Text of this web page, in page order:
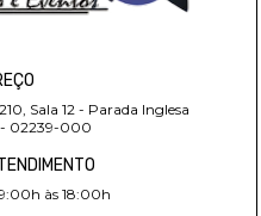
Sala 12 - Parada Inglesa
- 02239-000
às 18:00h